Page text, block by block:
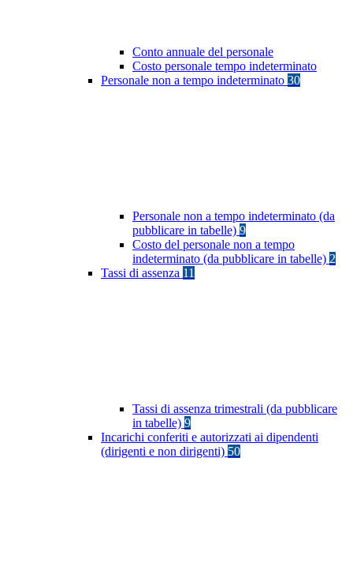
Conto annuale del personale
Costo personale tempo indeterminato
Personale non a tempo indeterminato 30
Personale non a tempo indeterminato (da
pubblicare in tabelle) 9
Costo del personale non a tempo
indeterminato (da pubblicare in tabelle) 2
Tassi di assenza 11
Tassi di assenza trimestrali (da pubblicare
in tabelle) 9
Incarichi conferiti e autorizzati ai dipendenti
(dirigenti e non dirigenti) 50